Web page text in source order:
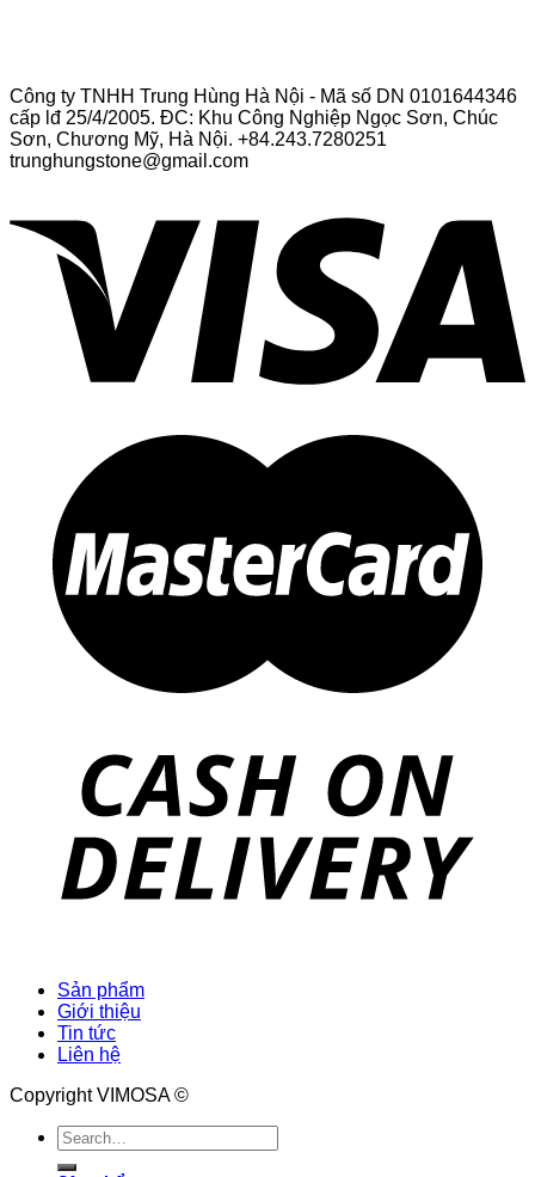
Công ty TNHH Trung Hùng Hà Nội - Mã số DN 0101644346
cấp lđ 25/4/2005. ĐC: Khu Công Nghiệp Ngọc Sơn, Chúc
Sơn, Chương Mỹ, Hà Nội. +84.243.7280251
trunghungstone@gmail.com
Sản phẩm
Giới thiệu
Tin tức
Liên hệ
Copyright VIMOSA ©
Search
for: